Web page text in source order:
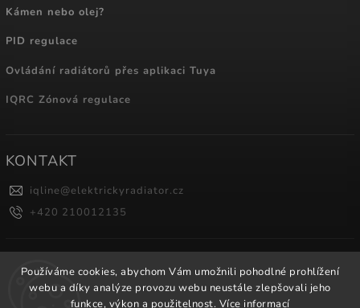
Používáme cookies, abychom Vám umožnili pohodlné prohlížení
webu a díky analýze provozu webu neustále zlepšovali jeho
funkce, výkon a použitelnost. Více informací
Kámen nebo olej?
PID regulace
Ovládání radiátorů přes aplikaci Tuya
IQRC Zónová regulace
KONTAKT
iqline@elektrickyradiator.cz
+420 210012135
NÁKUPNÍ KOŠÍK
0ks /0 Kč